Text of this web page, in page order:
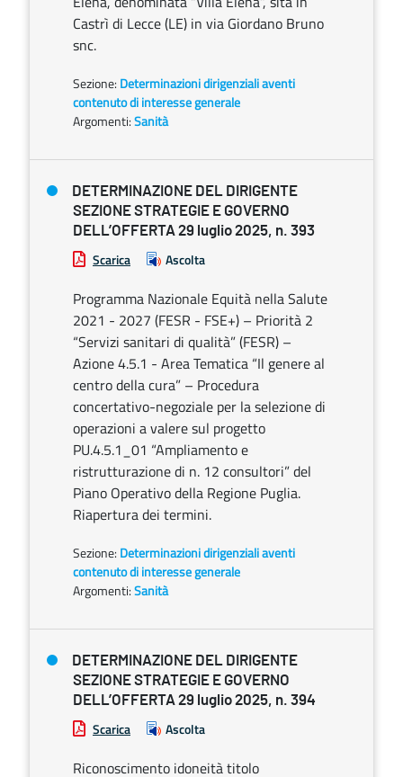
Castrì di Lecce (LE) in via Giordano Bruno
snc.
Sezione: Determinazioni dirigenziali aventi
contenuto di interesse generale
Argomenti:Sanità
DETERMINAZIONE DEL DIRIGENTE
SEZIONE STRATEGIE E GOVERNO
DELL’OFFERTA 29 luglio 2025, n. 393
Scarica Ascolta
Programma Nazionale Equità nella Salute
2021 - 2027 (FESR - FSE+) – Priorità 2
“Servizi sanitari di qualità” (FESR) –
Azione 4.5.1 - Area Tematica “Il genere al
centro della cura” – Procedura
concertativo-negoziale per la selezione di
operazioni a valere sul progetto
PU.4.5.1_01 “Ampliamento e
ristrutturazione di n. 12 consultori” del
Piano Operativo della Regione Puglia.
Riapertura dei termini.
Sezione: Determinazioni dirigenziali aventi
contenuto di interesse generale
Argomenti:Sanità
DETERMINAZIONE DEL DIRIGENTE
SEZIONE STRATEGIE E GOVERNO
DELL’OFFERTA 29 luglio 2025, n. 394
Scarica Ascolta
Riconoscimento idoneità titolo